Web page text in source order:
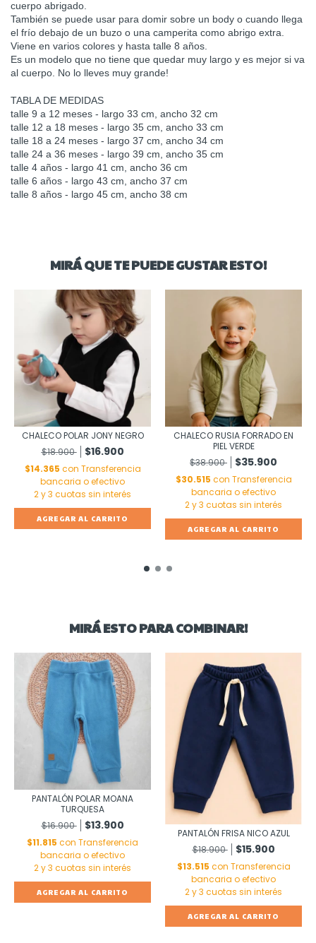
cuerpo abrigado.
También se puede usar para domir sobre un body o cuando llega
el frío debajo de un buzo o una camperita como abrigo extra.
Viene en varios colores y hasta talle 8 años.
Es un modelo que no tiene que quedar muy largo y es mejor si va
al cuerpo. No lo lleves muy grande!
TABLA DE MEDIDAS
talle 9 a 12 meses - largo 33 cm, ancho 32 cm
talle 12 a 18 meses - largo 35 cm, ancho 33 cm
talle 18 a 24 meses - largo 37 cm, ancho 34 cm
talle 24 a 36 meses - largo 39 cm, ancho 35 cm
talle 4 años - largo 41 cm, ancho 36 cm
talle 6 años - largo 43 cm, ancho 37 cm
talle 8 años - largo 45 cm, ancho 38 cm
MIRÁ QUE TE PUEDE GUSTAR ESTO!
CHALECO POLAR JONY NEGRO
$18.900
$16.900
$14.365 con Transferencia
bancaria o efectivo
AGREGAR AL CARRITO
CHALECO RUSIA FORRADO EN
PIEL VERDE
$38.900
$35.900
$30.515 con Transferencia
bancaria o efectivo
AGREGAR AL CARRITO
MIRÁ ESTO PARA COMBINAR!
PANTALÓN POLAR MOANA
TURQUESA
$16.900
$13.900
$11.815 con Transferencia
bancaria o efectivo
AGREGAR AL CARRITO
PANTALÓN FRISA NICO AZUL
$18.900
$15.900
$13.515 con Transferencia
bancaria o efectivo
AGREGAR AL CARRITO